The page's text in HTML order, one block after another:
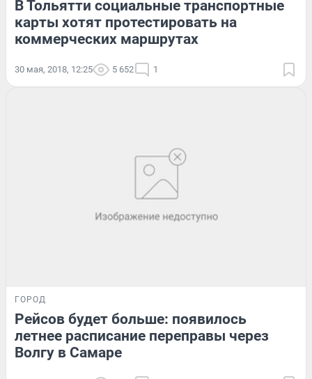
В Тольятти социальные транспортные
карты хотят протестировать на
коммерческих маршрутах
30 мая, 2018, 12:25 5 652 1
ГОРОД
Рейсов будет больше: появилось
летнее расписание переправы через
Волгу в Самаре